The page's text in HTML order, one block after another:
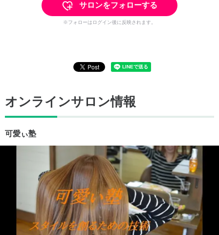
サロンをフォローする
※フォローはログイン後に反映されます。
オンラインサロン情報
可愛ぃ塾